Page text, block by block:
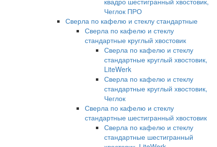
Чеглок ПРО
Сверла по кафелю и стеклу стандартные
Сверла по кафелю и стеклу
стандартные круглый хвостовик
Сверла по кафелю и стеклу
стандартные круглый хвостовик,
LiteWerk
Сверла по кафелю и стеклу
стандартные круглый хвостовик,
Чеглок
Сверла по кафелю и стеклу
стандартные шестигранный хвостовик
Сверла по кафелю и стеклу
стандартные шестигранный